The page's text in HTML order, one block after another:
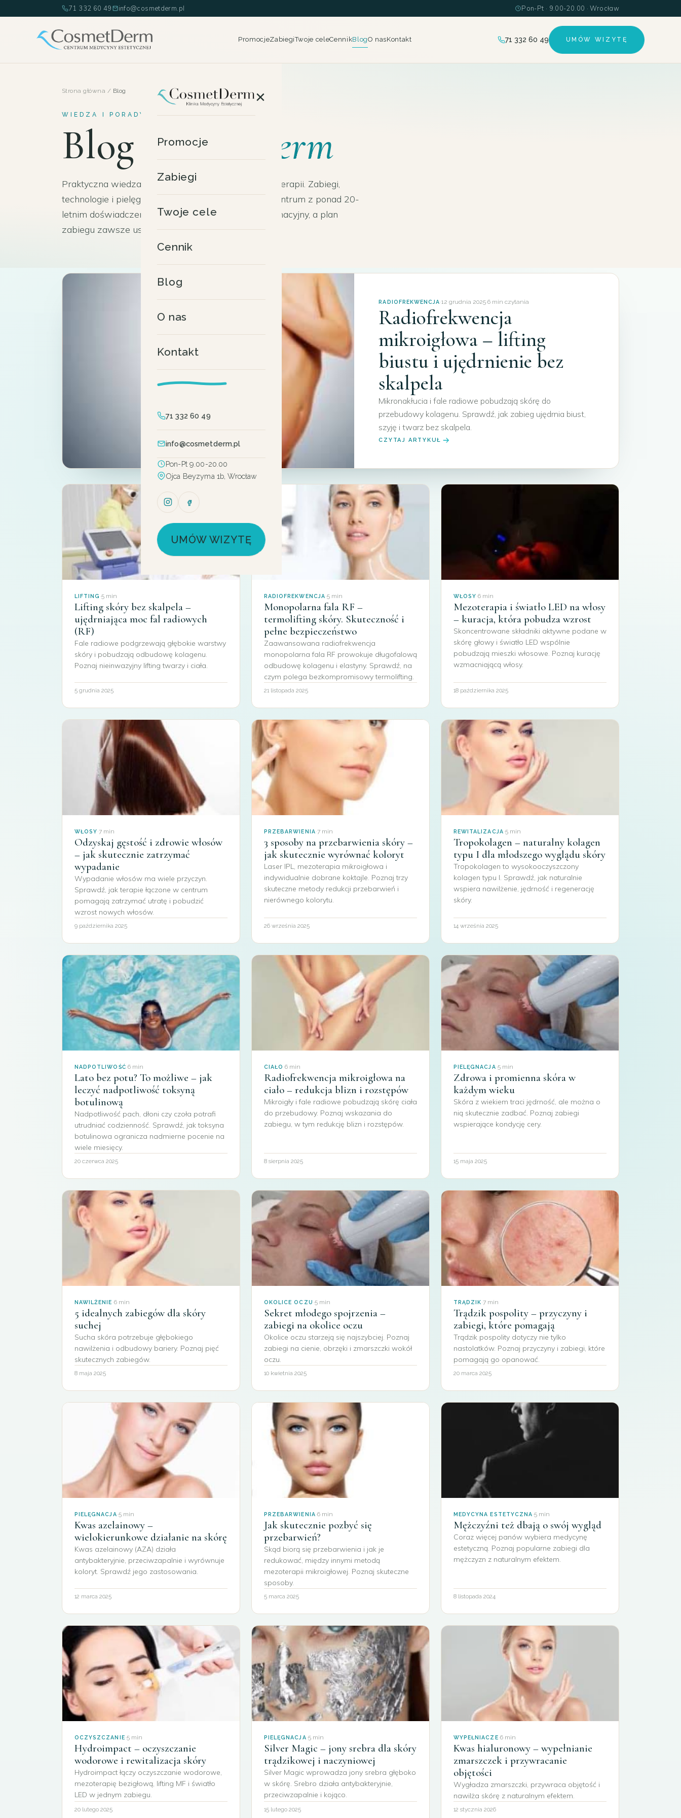
71 332 60 49 info@cosmetderm.pl Pon-Pt · 9.00-20.00 · Wrocław
PromocjeZabiegiTwoje celeCennikBlogO nasKontakt 71 332 60 49 UMÓW WIZYTĘ
×
Promocje
Zabiegi
Twoje cele
Cennik
Blog
O nas
Kontakt
71 332 60 49
info@cosmetderm.pl
Pon-Pt 9.00-20.00
Ojca Beyzyma 1b, Wrocław
UMÓW WIZYTĘ
Strona główna / Blog
WIEDZA I PORADY · WROCŁAW
Blog CosmetDerm
Praktyczna wiedza o medycynie estetycznej i laseroterapii. Zabiegi,
technologie i pielęgnacja wyjaśnione przez zespół centrum z ponad 20-
letnim doświadczeniem. Treści mają charakter informacyjny, a plan
zabiegu zawsze ustala lekarz podczas konsultacji.
RADIOFREKWENCJA·12 grudnia 2025·6 min czytania
Radiofrekwencja
mikroigłowa – lifting
biustu i ujędrnienie bez
skalpela
Mikronakłucia i fale radiowe pobudzają skórę do
przebudowy kolagenu. Sprawdź, jak zabieg ujędrnia biust,
szyję i twarz bez skalpela.
CZYTAJ ARTYKUŁ
LIFTING ·5 min
Lifting skóry bez skalpela –
ujędrniająca moc fal radiowych
(RF)
Fale radiowe podgrzewają głębokie warstwy
skóry i pobudzają odbudowę kolagenu.
Poznaj nieinwazyjny lifting twarzy i ciała.
5 grudnia 2025
RADIOFREKWENCJA·5 min
Monopolarna fala RF –
termolifting skóry. Skuteczność i
pełne bezpieczeństwo
Zaawansowana radiofrekwencja
monopolarna fala RF prowokuje długofalową
odbudowę kolagenu i elastyny. Sprawdź, na
czym polega bezkompromisowy termolifting.
21 listopada 2025
WŁOSY·6 min
Mezoterapia i światło LED na włosy
– kuracja, która pobudza wzrost
Skoncentrowane składniki aktywne podane w
skórę głowy i światło LED wspólnie
pobudzają mieszki włosowe. Poznaj kurację
wzmacniającą włosy.
18 października 2025
WŁOSY·7 min
Odzyskaj gęstość i zdrowie włosów
– jak skutecznie zatrzymać
wypadanie
Wypadanie włosów ma wiele przyczyn.
Sprawdź, jak terapie łączone w centrum
pomagają zatrzymać utratę i pobudzić
wzrost nowych włosów.
9 października 2025
PRZEBARWIENIA·7 min
3 sposoby na przebarwienia skóry –
jak skutecznie wyrównać koloryt
Laser IPL, mezoterapia mikroigłowa i
indywidualnie dobrane koktajle. Poznaj trzy
skuteczne metody redukcji przebarwień i
nierównego kolorytu.
26 września 2025
REWITALIZACJA·5 min
Tropokolagen – naturalny kolagen
typu I dla młodszego wyglądu skóry
Tropokolagen to wysokooczyszczony
kolagen typu I. Sprawdź, jak naturalnie
wspiera nawilżenie, jędrność i regenerację
skóry.
14 września 2025
NADPOTLIWOŚĆ·6 min
Lato bez potu? To możliwe – jak
leczyć nadpotliwość toksyną
botulinową
Nadpotliwość pach, dłoni czy czoła potrafi
utrudniać codzienność. Sprawdź, jak toksyna
botulinowa ogranicza nadmierne pocenie na
wiele miesięcy.
20 czerwca 2025
CIAŁO ·6 min
Radiofrekwencja mikroigłowa na
ciało – redukcja blizn i rozstępów
Mikroigły i fale radiowe pobudzają skórę ciała
do przebudowy. Poznaj wskazania do
zabiegu, w tym redukcję blizn i rozstępów.
8 sierpnia 2025
PIELĘGNACJA·5 min
Zdrowa i promienna skóra w
każdym wieku
Skóra z wiekiem traci jędrność, ale można o
nią skutecznie zadbać. Poznaj zabiegi
wspierające kondycję cery.
15 maja 2025
NAWILŻENIE ·6 min
5 idealnych zabiegów dla skóry
suchej
Sucha skóra potrzebuje głębokiego
nawilżenia i odbudowy bariery. Poznaj pięć
skutecznych zabiegów.
8 maja 2025
OKOLICE OCZU ·5 min
Sekret młodego spojrzenia –
zabiegi na okolice oczu
Okolice oczu starzeją się najszybciej. Poznaj
zabiegi na cienie, obrzęki i zmarszczki wokół
oczu.
10 kwietnia 2025
TRĄDZIK·7 min
Trądzik pospolity – przyczyny i
zabiegi, które pomagają
Trądzik pospolity dotyczy nie tylko
nastolatków. Poznaj przyczyny i zabiegi, które
pomagają go opanować.
20 marca 2025
PIELĘGNACJA·5 min
Kwas azelainowy –
wielokierunkowe działanie na skórę
Kwas azelainowy (AZA) działa
antybakteryjnie, przeciwzapalnie i wyrównuje
koloryt. Sprawdź jego zastosowania.
12 marca 2025
PRZEBARWIENIA·6 min
Jak skutecznie pozbyć się
przebarwień?
Skąd biorą się przebarwienia i jak je
redukować, między innymi metodą
mezoterapii mikroigłowej. Poznaj skuteczne
sposoby.
5 marca 2025
MEDYCYNA ESTETYCZNA·5 min
Mężczyźni też dbają o swój wygląd
Coraz więcej panów wybiera medycynę
estetyczną. Poznaj popularne zabiegi dla
mężczyzn z naturalnym efektem.
8 listopada 2024
OCZYSZCZANIE·5 min
Hydroimpact – oczyszczanie
wodorowe i rewitalizacja skóry
Hydroimpact łączy oczyszczanie wodorowe,
mezoterapię bezigłową, lifting MF i światło
LED w jednym zabiegu.
20 lutego 2025
PIELĘGNACJA·5 min
Silver Magic – jony srebra dla skóry
trądzikowej i naczyniowej
Silver Magic wprowadza jony srebra głęboko
w skórę. Srebro działa antybakteryjnie,
przeciwzapalnie i kojąco.
15 lutego 2025
WYPEŁNIACZE·6 min
Kwas hialuronowy – wypełnianie
zmarszczek i przywracanie
objętości
Wygładza zmarszczki, przywraca objętość i
nawilża skórę z naturalnym efektem.
12 stycznia 2026